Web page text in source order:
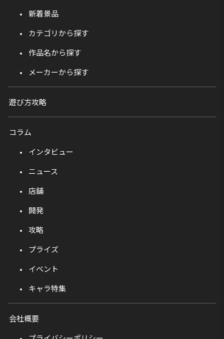
新着景品
カテゴリから探す
作品名から探す
メーカーから探す
遊び方攻略
コラム
インタビュー
ニュース
店舗
開発
攻略
プライズ
イベント
キャラ特集
会社概要